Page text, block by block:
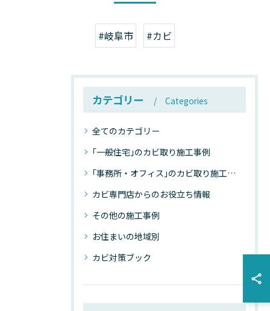
#岐阜市 #カビ
カテゴリー Categories
全てのカテゴリー
｢一般住宅｣のカビ取り施工事例
｢事務所・オフィス｣のカビ取り施工事例
カビ専門店からのお役立ち情報
その他の施工事例
お住まいの地域別
カビ対策ブック